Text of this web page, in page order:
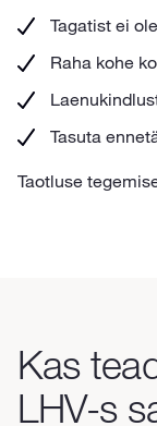
Tagatist ei
Raha kohe
Tasuta
Taotluse
Kas
LHV-s